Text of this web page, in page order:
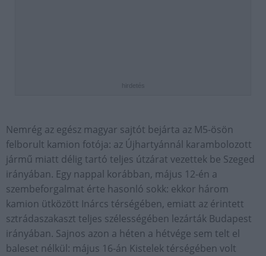
hirdetés
Nemrég az egész magyar sajtót bejárta az M5-ösön
felborult kamion fotója: az Újhartyánnál karambolozott
jármű miatt délig tartó teljes útzárat vezettek be Szeged
irányában. Egy nappal korábban, május 12-én a
szembeforgalmat érte hasonló sokk: ekkor három
kamion ütközött Inárcs térségében, emiatt az érintett
sztrádaszakaszt teljes szélességében lezárták Budapest
irányában. Sajnos azon a héten a hétvége sem telt el
baleset nélkül: május 16-án Kistelek térségében volt